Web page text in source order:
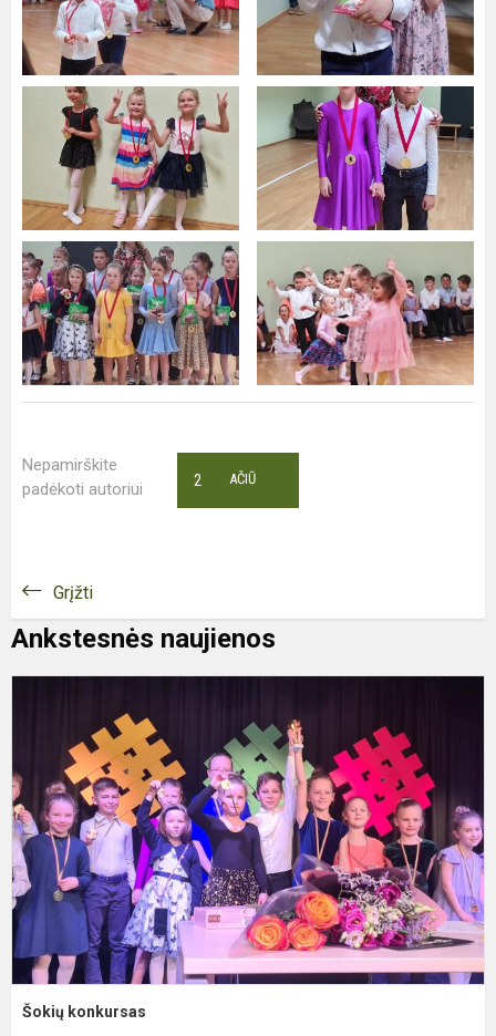
Nepamirškite
padėkoti autoriui
AČIŪ
2
Grįžti
Ankstesnės naujienos
Šokių konkursas